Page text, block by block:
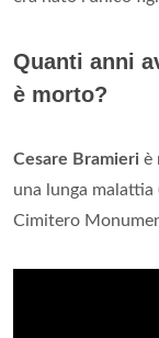
Quanti anni
è morto?
Cesare Bramieri è
una lunga malattia
Cimitero